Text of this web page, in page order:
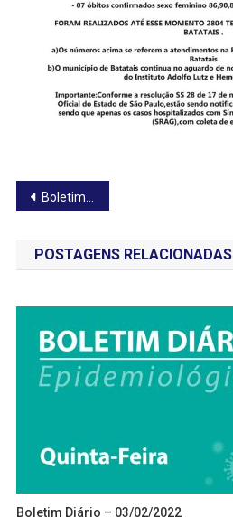
Navegação
de
Post
Boletim Diário – 31/07/2020
POSTAGENS RELACIONADAS
Boletim Diário – 03/02/2022